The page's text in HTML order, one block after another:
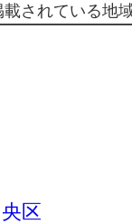
載されている地
区